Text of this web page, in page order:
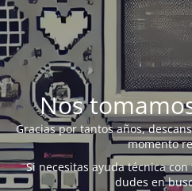
Nos
Gracias por tantos años,
momento
Si necesitas ayuda técnica
dudes en